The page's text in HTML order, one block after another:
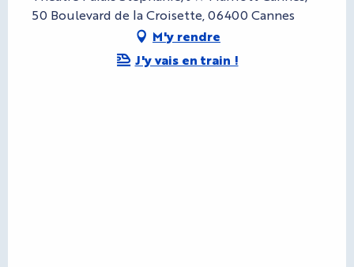
50 Boulevard de la Croisette, 06400 Cannes
M'y rendre
J'y vais en train !